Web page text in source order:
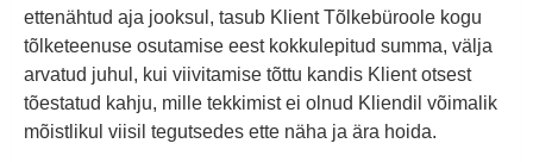
ettenähtud aja jooksul, tasub Klient Tõlkebüroole kogu
tõlketeenuse osutamise eest kokkulepitud summa, välja
arvatud juhul, kui viivitamise tõttu kandis Klient otsest
tõestatud kahju, mille tekkimist ei olnud Kliendil võimalik
mõistlikul viisil tegutsedes ette näha ja ära hoida.